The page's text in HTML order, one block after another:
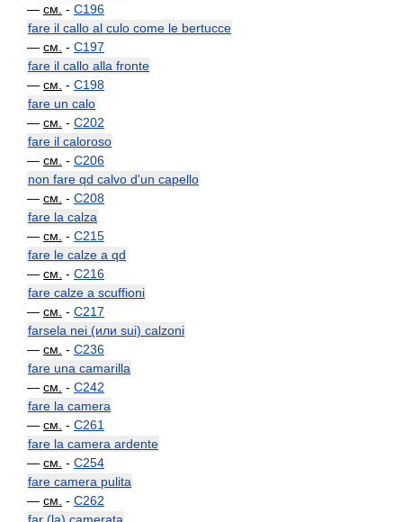
— см. - C196
fare il callo al culo come le bertucce
— см. - C197
fare il callo alla fronte
— см. - C198
fare un calo
— см. - C202
fare il caloroso
— см. - C206
non fare qd calvo d'un capello
— см. - C208
fare la calza
— см. - C215
fare le calze a qd
— см. - C216
fare calze a scuffioni
— см. - C217
farsela nei (или sui) calzoni
— см. - C236
fare una camarilla
— см. - C242
fare la camera
— см. - C261
fare la camera ardente
— см. - C254
fare camera pulita
— см. - C262